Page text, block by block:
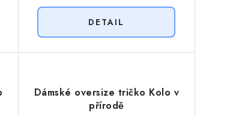
Dámské oversize tričko Kolo v
přírodě